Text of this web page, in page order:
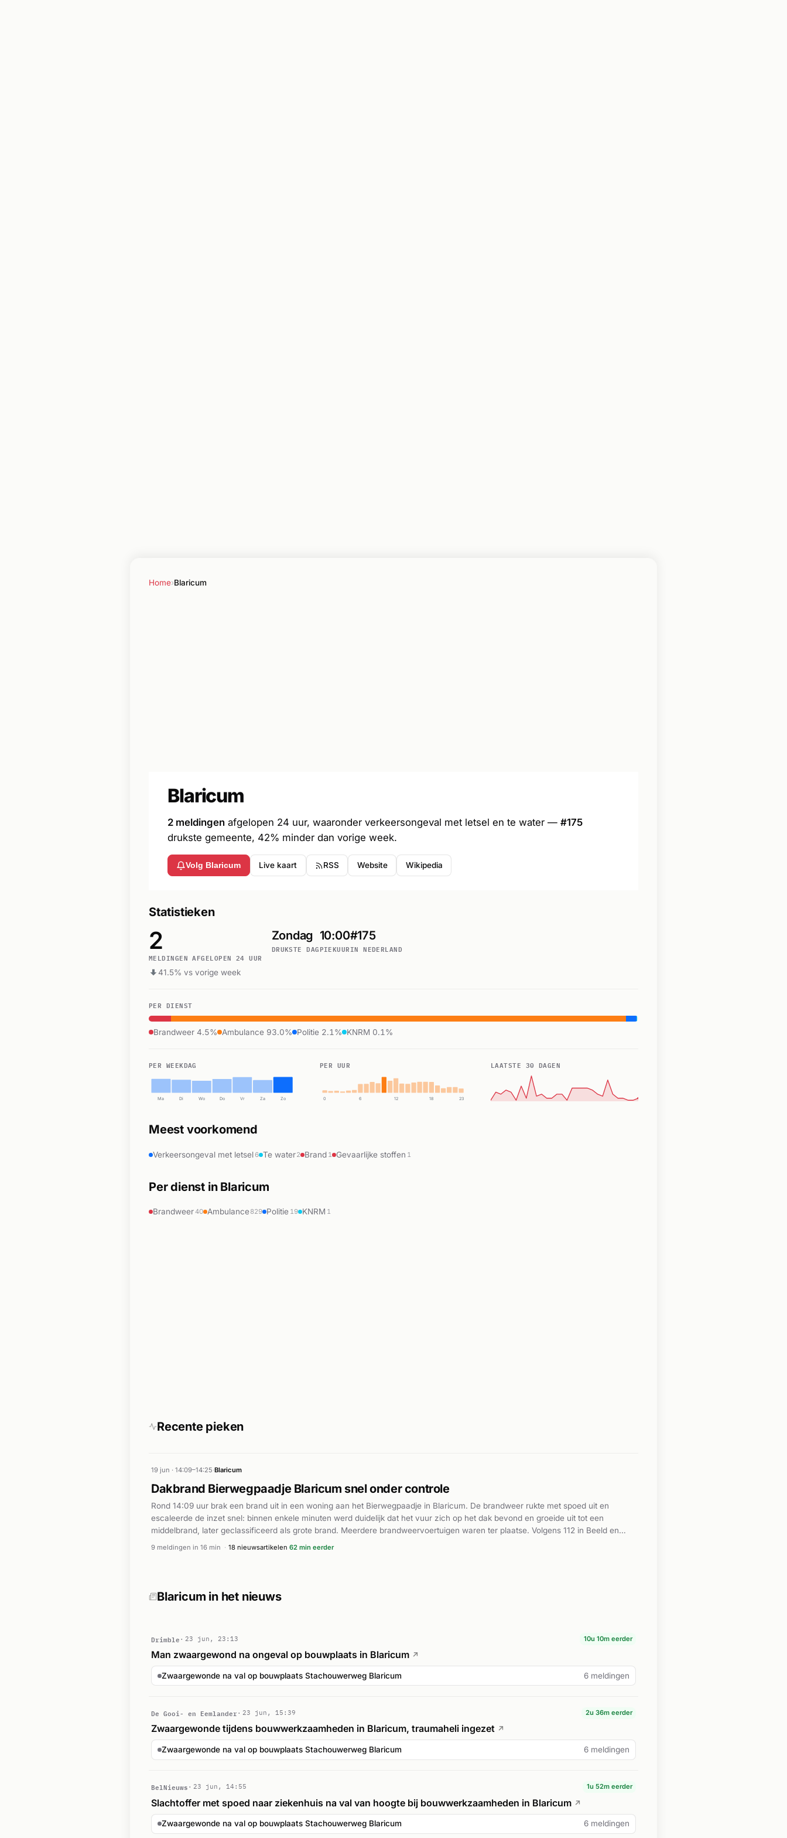
Home›Blaricum
Blaricum
2 meldingen afgelopen 24 uur, waaronder verkeersongeval met letsel en te water — #175
drukste gemeente, 42% minder dan vorige week.
Volg Blaricum Live kaart RSS Website Wikipedia
Statistieken
2
MELDINGEN AFGELOPEN 24 UUR
41.5% vs vorige week
Zondag
DRUKSTE DAG
10:00
PIEKUUR
#175
IN NEDERLAND
PER DIENST
Brandweer 4.5% Ambulance 93.0% Politie 2.1% KNRM 0.1%
PER WEEKDAG
Ma Di Wo Do Vr Za Zo
PER UUR
0 6 12 18 23
LAATSTE 30 DAGEN
Meest voorkomend
Verkeersongeval met letsel 6 Te water2 Brand 1 Gevaarlijke stoffen 1
Per dienst in Blaricum
Brandweer40 Ambulance829 Politie 19 KNRM 1
Recente pieken
19 jun · 14:09–14:25·Blaricum
Dakbrand Bierwegpaadje Blaricum snel onder controle
Rond 14:09 uur brak een brand uit in een woning aan het Bierwegpaadje in Blaricum. De brandweer rukte met spoed uit en
escaleerde de inzet snel: binnen enkele minuten werd duidelijk dat het vuur zich op het dak bevond en groeide uit tot een
middelbrand, later geclassificeerd als grote brand. Meerdere brandweervoertuigen waren ter plaatse. Volgens 112 in Beeld en
Hardnieuws was de dakbrand snel onder controle gebracht. Rond 14:25 uur werd ook de ambulance opgeroepen. Volgens
9 meldingen in 16 min · 18 nieuwsartikelen 62 min eerder
Blaricum in het nieuws
Drimble 23 jun, 23:13 10u 10m eerder
Man zwaargewond na ongeval op bouwplaats in Blaricum ↗
Zwaargewonde na val op bouwplaats Stachouwerweg Blaricum 6 meldingen
De Gooi- en Eemlander 23 jun, 15:39 2u 36m eerder
Zwaargewonde tijdens bouwwerkzaamheden in Blaricum, traumaheli ingezet ↗
Zwaargewonde na val op bouwplaats Stachouwerweg Blaricum 6 meldingen
BelNieuws 23 jun, 14:55 1u 52m eerder
Slachtoffer met spoed naar ziekenhuis na val van hoogte bij bouwwerkzaamheden in Blaricum ↗
Zwaargewonde na val op bouwplaats Stachouwerweg Blaricum 6 meldingen